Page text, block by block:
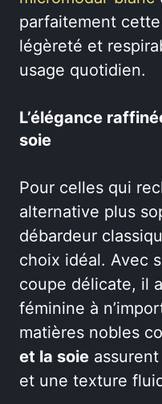
parfaitement
légèreté et
usage quotidien.
L’élégance
soie
Pour celles qui
alternative plus
débardeur
choix idéal. Avec
coupe délicate, il
féminine à
matières nobles
et la soie
et une texture